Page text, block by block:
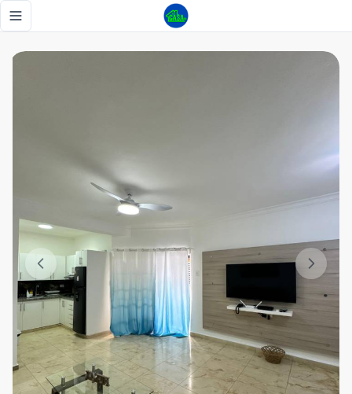
Toggle navigation menu
Apartamento 2 habitaciones full amueblado - Los Corales -